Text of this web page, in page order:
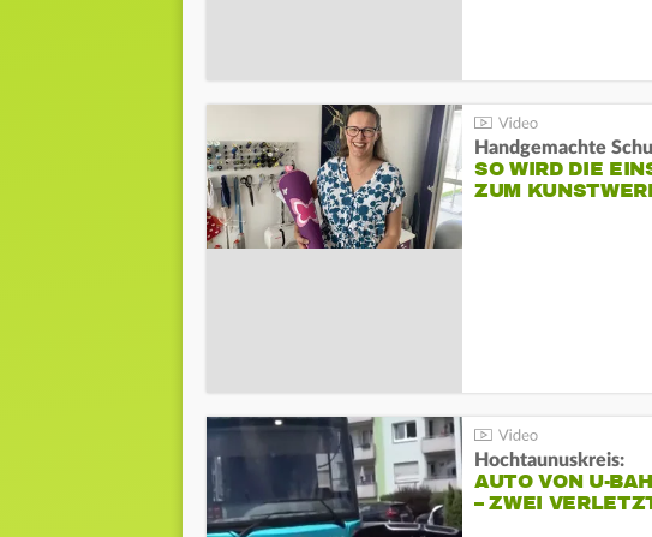
Handgemachte
SO WIRD DIE
ZUM
Hochtaunuskreis:
AUTO VON U-
– ZWEI